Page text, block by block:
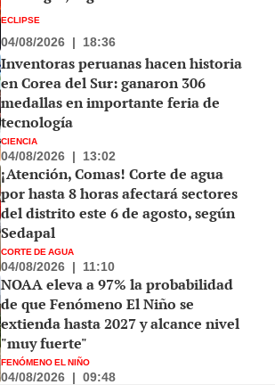
ECLIPSE
04/08/2026 | 18:36
Inventoras peruanas hacen historia
en Corea del Sur: ganaron 306
medallas en importante feria de
tecnología
CIENCIA
04/08/2026 | 13:02
¡Atención, Comas! Corte de agua
por hasta 8 horas afectará sectores
del distrito este 6 de agosto, según
Sedapal
CORTE DE AGUA
04/08/2026 | 11:10
NOAA eleva a 97% la probabilidad
de que Fenómeno El Niño se
extienda hasta 2027 y alcance nivel
"muy fuerte"
FENÓMENO EL NIÑO
04/08/2026 | 09:48